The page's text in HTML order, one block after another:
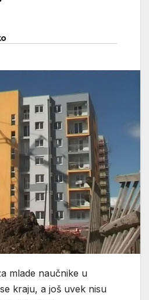
mlade naučnike u
kraju, a još uvek nisu